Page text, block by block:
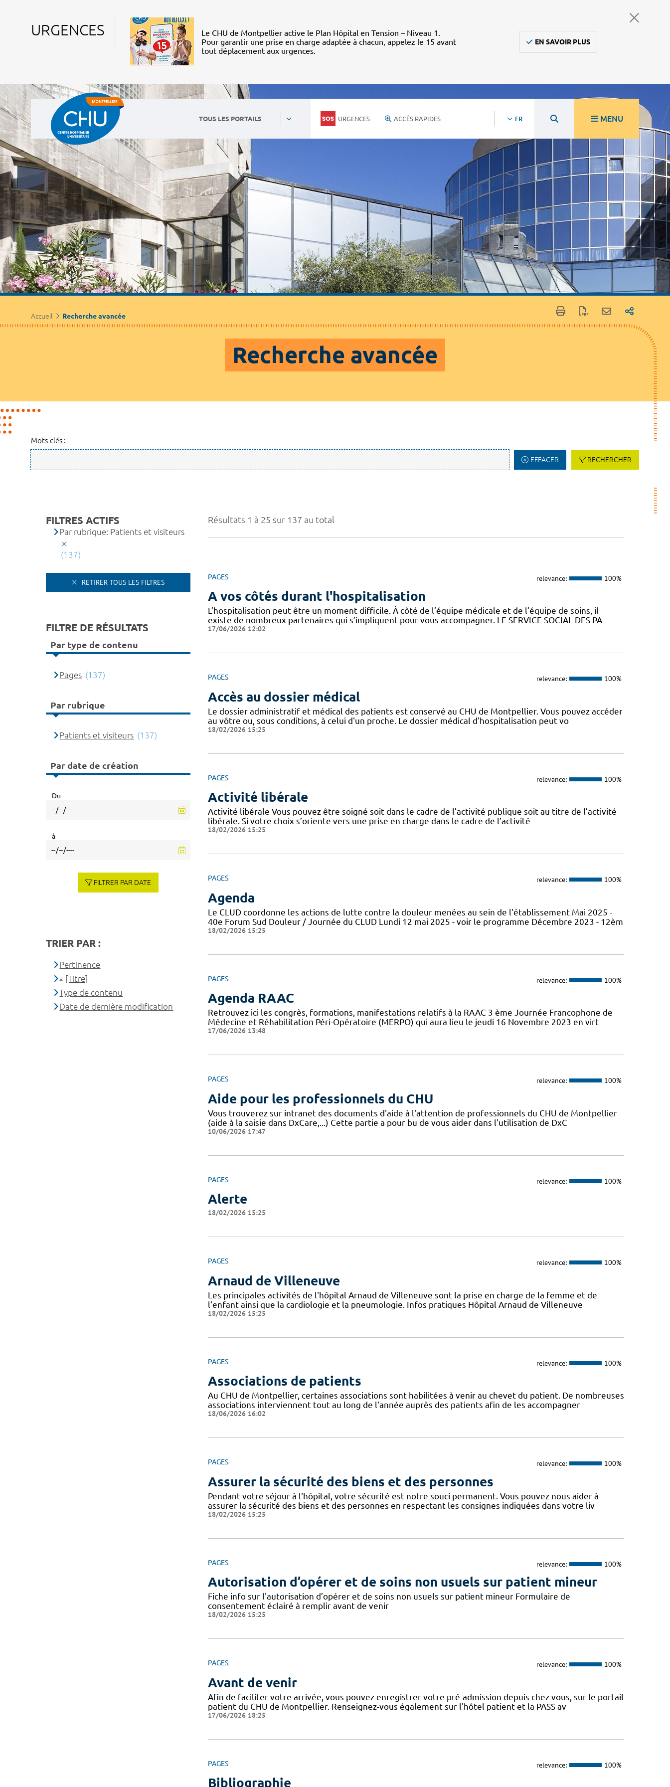
URGENCES
Le CHU de Montpellier active le Plan Hôpital en Tension – Niveau 1.
Pour garantir une prise en charge adaptée à chacun, appelez le 15 avant
tout déplacement aux urgences.
EN SAVOIR PLUS
TOUS LES PORTAILS URGENCES ACCÈS RAPIDES FR MENU
Accueil Recherche avancée
Recherche avancée
Mots-clés :
EFFACER RECHERCHER
Résultats 1 à 25 sur 137 au total
PAGES relevance: 100%
A vos côtés durant l'hospitalisation
L’hospitalisation peut être un moment difficile. À côté de l’équipe médicale et de l’équipe de soins, il
existe de nombreux partenaires qui s’impliquent pour vous accompagner. LE SERVICE SOCIAL DES PA
17/06/2026 12:02
PAGES relevance: 100%
Accès au dossier médical
Le dossier administratif et médical des patients est conservé au CHU de Montpellier. Vous pouvez accéder
au vôtre ou, sous conditions, à celui d'un proche. Le dossier médical d'hospitalisation peut vo
18/02/2026 15:25
PAGES relevance: 100%
Activité libérale
Activité libérale Vous pouvez être soigné soit dans le cadre de l’activité publique soit au titre de l’activité
libérale. Si votre choix s’oriente vers une prise en charge dans le cadre de l’activité
18/02/2026 15:25
PAGES relevance: 100%
Agenda
Le CLUD coordonne les actions de lutte contre la douleur menées au sein de l'établissement Mai 2025 -
40e Forum Sud Douleur / Journée du CLUD Lundi 12 mai 2025 - voir le programme Décembre 2023 - 12èm
18/02/2026 15:25
PAGES relevance: 100%
Agenda RAAC
Retrouvez ici les congrès, formations, manifestations relatifs à la RAAC 3 ème Journée Francophone de
Médecine et Réhabilitation Péri-Opératoire (MERPO) qui aura lieu le jeudi 16 Novembre 2023 en virt
17/06/2026 13:48
PAGES relevance: 100%
Aide pour les professionnels du CHU
Vous trouverez sur intranet des documents d'aide à l'attention de professionnels du CHU de Montpellier
(aide à la saisie dans DxCare,...) Cette partie a pour bu de vous aider dans l'utilisation de DxC
10/06/2026 17:47
PAGES relevance: 100%
Alerte
18/02/2026 15:25
PAGES relevance: 100%
Arnaud de Villeneuve
Les principales activités de l'hôpital Arnaud de Villeneuve sont la prise en charge de la femme et de
l'enfant ainsi que la cardiologie et la pneumologie. Infos pratiques Hôpital Arnaud de Villeneuve
18/02/2026 15:25
PAGES relevance: 100%
Associations de patients
Au CHU de Montpellier, certaines associations sont habilitées à venir au chevet du patient. De nombreuses
associations interviennent tout au long de l'année auprès des patients afin de les accompagner
18/06/2026 16:02
PAGES relevance: 100%
Assurer la sécurité des biens et des personnes
Pendant votre séjour à l'hôpital, votre sécurité est notre souci permanent. Vous pouvez nous aider à
assurer la sécurité des biens et des personnes en respectant les consignes indiquées dans votre liv
18/02/2026 15:25
PAGES relevance: 100%
Autorisation d’opérer et de soins non usuels sur patient mineur
Fiche info sur l'autorisation d’opérer et de soins non usuels sur patient mineur Formulaire de
consentement éclairé à remplir avant de venir
18/02/2026 15:25
PAGES relevance: 100%
Avant de venir
Afin de faciliter votre arrivée, vous pouvez enregistrer votre pré-admission depuis chez vous, sur le portail
patient du CHU de Montpellier. Renseignez-vous également sur l'hôtel patient et la PASS av
17/06/2026 18:25
PAGES relevance: 100%
Bibliographie
FILTRES ACTIFS
Par rubrique: Patients et visiteurs
(137)
RETIRER TOUS LES FILTRES
FILTRE DE RÉSULTATS
Par type de contenu
Pages (137)
Par rubrique
Patients et visiteurs (137)
Par date de création
Du
à
FILTRER PAR DATE
TRIER PAR :
Pertinence
[Titre]
Type de contenu
Date de dernière modification